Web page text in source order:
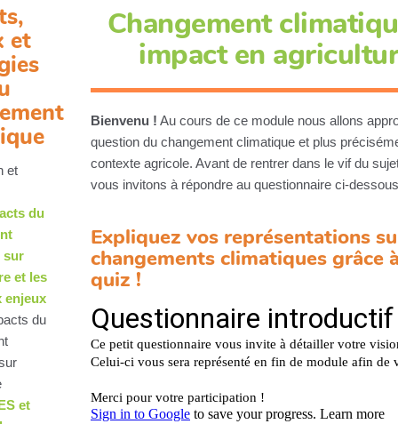
et
et
du
sur
et les
enjeux
du
et
Changement
impact en
Bienvenu ! Au cours de ce module nous allons
question du changement climatique et plus
contexte agricole. Avant de rentrer dans le vif du
vous invitons à répondre au questionnaire ci-
Expliquez vos représentations
changements climatiques grâce
quiz !